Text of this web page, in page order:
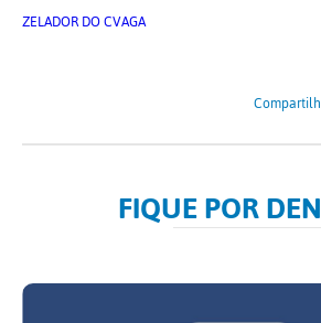
ZELADOR DO CVAGA
FIQUE POR